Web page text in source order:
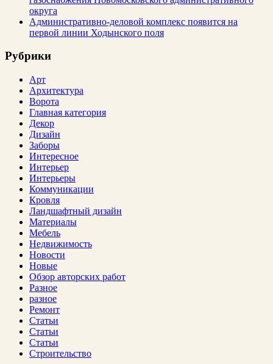
округа
Административно-деловой комплекс появится на
первой линии Ходынского поля
Рубрики
Арт
Архитектура
Ворота
Главная категория
Декор
Дизайн
Заборы
Интересное
Интерьер
Интерьеры
Коммуникации
Кровля
Ландшафтный дизайн
Материалы
Мебель
Недвижимость
Новости
Новые
Обзор авторских работ
Разное
разное
Ремонт
Статьи
Статьи
Статьи
Строительство